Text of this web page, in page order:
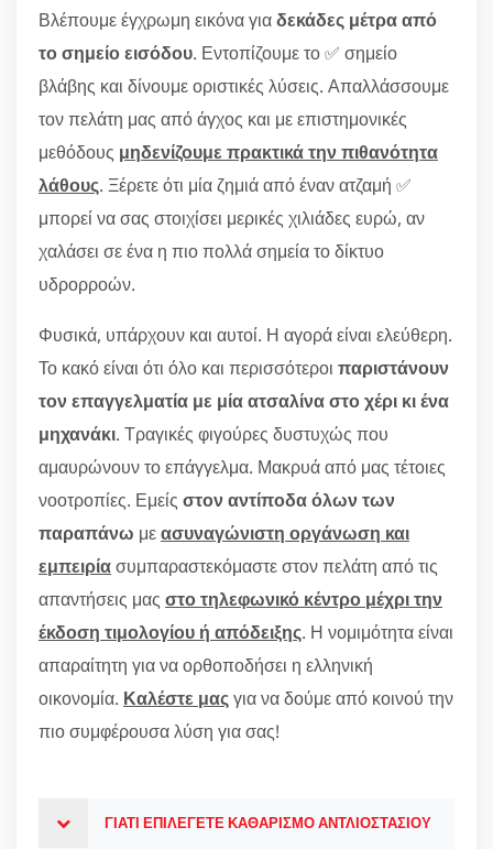
Βλέπουμε έγχρωμη εικόνα γιαδεκάδες μέτρα από
το σημείο εισόδου. Εντοπίζουμε το ✅ σημείο
βλάβης και δίνουμε οριστικές λύσεις. Απαλλάσσουμε
τον πελάτη μας από άγχος και με επιστημονικές
μεθόδους μηδενίζουμε πρακτικά την πιθανότητα
λάθους. Ξέρετε ότι μία ζημιά από έναν ατζαμή ✅
μπορεί να σας στοιχίσει μερικές χιλιάδες ευρώ, αν
χαλάσει σε ένα η πιο πολλά σημεία το δίκτυο
υδρορροών.
Φυσικά, υπάρχουν και αυτοί. Η αγορά είναι ελεύθερη.
Το κακό είναι ότι όλο και περισσότεροι παριστάνουν
τον επαγγελματία με μία ατσαλίνα στο χέρι κι ένα
μηχανάκι. Τραγικές φιγούρες δυστυχώς που
αμαυρώνουν το επάγγελμα. Μακρυά από μας τέτοιες
νοοτροπίες. Εμείς στον αντίποδα όλων των
παραπάνω μεασυναγώνιστη οργάνωση και
εμπειρίασυμπαραστεκόμαστε στον πελάτη από τις
απαντήσεις μας στο τηλεφωνικό κέντρο μέχρι την
έκδοση τιμολογίου ή απόδειξης. Η νομιμότητα είναι
απαραίτητη για να ορθοποδήσει η ελληνική
οικονομία. Καλέστε μαςγια να δούμε από κοινού την
πιο συμφέρουσα λύση για σας!
ΓΙΑΤΙ ΕΠΙΛΕΓΕΤΕ ΚΑΘΑΡΙΣΜΟ ΑΝΤΛΙΟΣΤΑΣΙΟΥ